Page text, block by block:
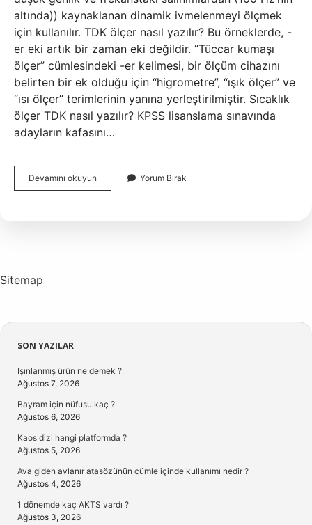
altında)) kaynaklanan dinamik ivmelenmeyi ölçmek
için kullanılır. TDK ölçer nasıl yazılır? Bu örneklerde, -
er eki artık bir zaman eki değildir. “Tüccar kumaşı
ölçer” cümlesindeki -er kelimesi, bir ölçüm cihazını
belirten bir ek olduğu için “higrometre”, “ışık ölçer” ve
“ısı ölçer” terimlerinin yanına yerleştirilmiştir. Sıcaklık
ölçer TDK nasıl yazılır? KPSS lisanslama sınavında
adayların kafasını…
Devamını okuyun
Ölçer
Yorum Bırak
Sitemap
Sidebar
SON YAZILAR
Işınlanmış ürün ne demek ?
Ağustos 7, 2026
Bayram için nüfusu kaç ?
Ağustos 6, 2026
Kaos dizi hangi platformda ?
Ağustos 5, 2026
Ava giden avlanır atasözünün cümle içinde kullanımı nedir ?
Ağustos 4, 2026
1 dönemde kaç AKTS vardı ?
Ağustos 3, 2026